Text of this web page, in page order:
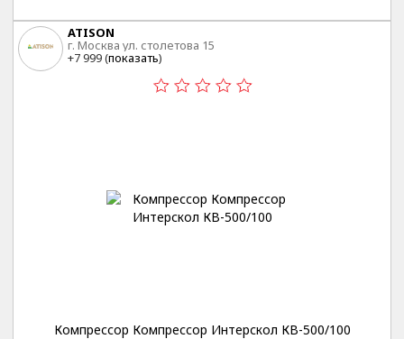
ATISON
г. Москва ул. столетова 15
+7 999 (показать)
Компрессор Компрессор Интерскол КВ-500/100